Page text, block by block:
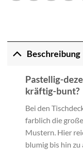
Beschreibung
Pastellig-
kräftig-bunt?
Bei den
farblich die
Mustern. Hier
blumig bis hin